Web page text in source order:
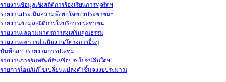
รายงานข้อมูลเชิงสถิติการร้องเรียนการทุจริตฯ
รายงานประเมินความพึงพอใจของประชาชนฯ
รายงานข้อมูลสถิติการให้บริการประชาชน
รายงานผลตามมาตรการส่งเสริมคุณธรรม
รายงานผลการดำเนินงาน/โครงการอื่นๆ
บันทึกสรุป/รายงานการประชุม
รายงานการรับทรัพย์สินหรือประโยชน์อื่นใดฯ
รายการโอน/แก้ไขเปลี่ยนแปลงคำชี้แจงงบประมาณ